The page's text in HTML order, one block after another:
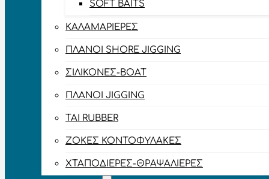
SOFT BAITS
ΚΑΛΑΜΑΡΙΈΡΕΣ
ΠΛΆΝΟΙ SHORE JIGGING
ΣΙΛΙΚΌΝΕΣ-BOAT
ΠΛΆΝΟΙ JIGGING
TAI RUBBER
ΖΌΚΕΣ ΚΟΝΤΟΦΎΛΑΚΕΣ
ΧΤΑΠΟΔΙΈΡΕΣ-ΘΡΑΨΑΛΙΈΡΕΣ